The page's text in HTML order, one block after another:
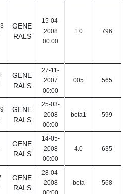
GENE
RALS
15-04-
2008
00:00
1.0 796
GENE
RALS
27-11-
2007
00:00
005 565
GENE
RALS
25-03-
2008
00:00
beta1 599
GENE
RALS
14-05-
2008
00:00
4.0 635
GENE
RALS
28-04-
2008
beta 568